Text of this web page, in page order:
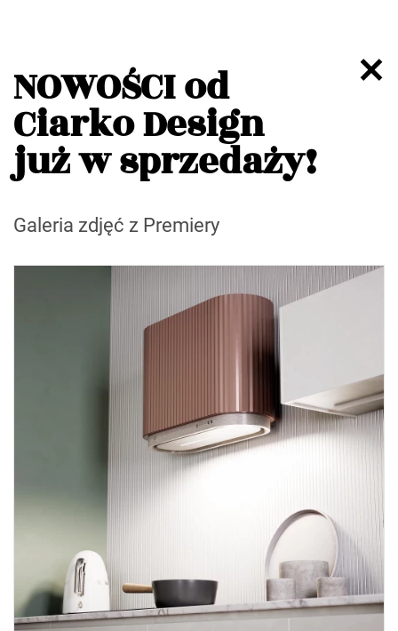
NOWOŚCI od
Ciarko Design
już w sprzedaży!
Galeria zdjęć z Premiery